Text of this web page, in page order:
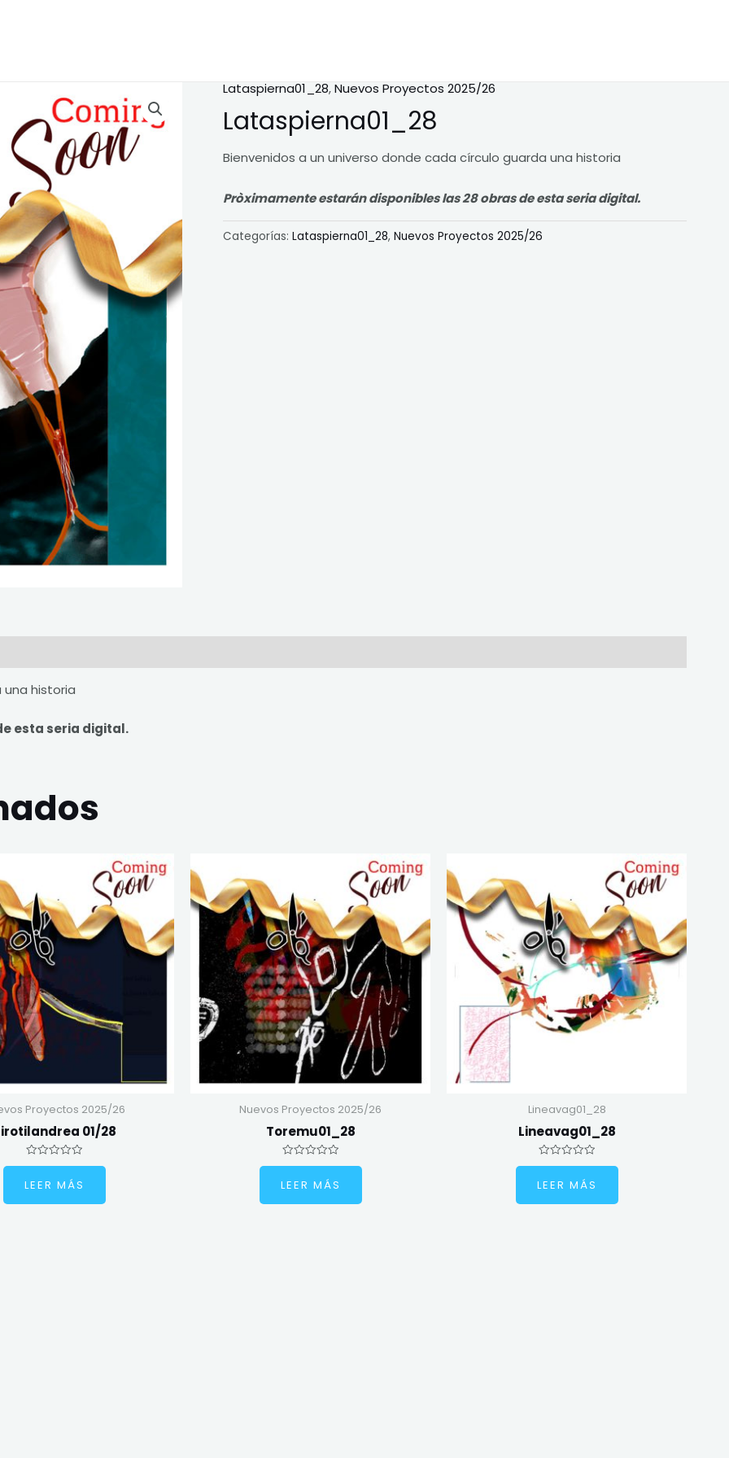
Lataspierna01_28,Nuevos Proyectos 2025/26
Lataspierna01_28
Bienvenidos a un universo donde cada círculo guarda una historia
Pròximamente estarán disponibles las 28 obras de esta seria digital.
Categorías: Lataspierna01_28, Nuevos Proyectos 2025/26
una historia
esta seria digital.
Proyectos 2025/26
01/28
Valorado
0
5
LEER MÁS
Nuevos Proyectos 2025/26
Toremu01_28
Valorado
0
5
LEER MÁS
Lineavag01_28
Lineavag01_28
Valorado
0
5
LEER MÁS